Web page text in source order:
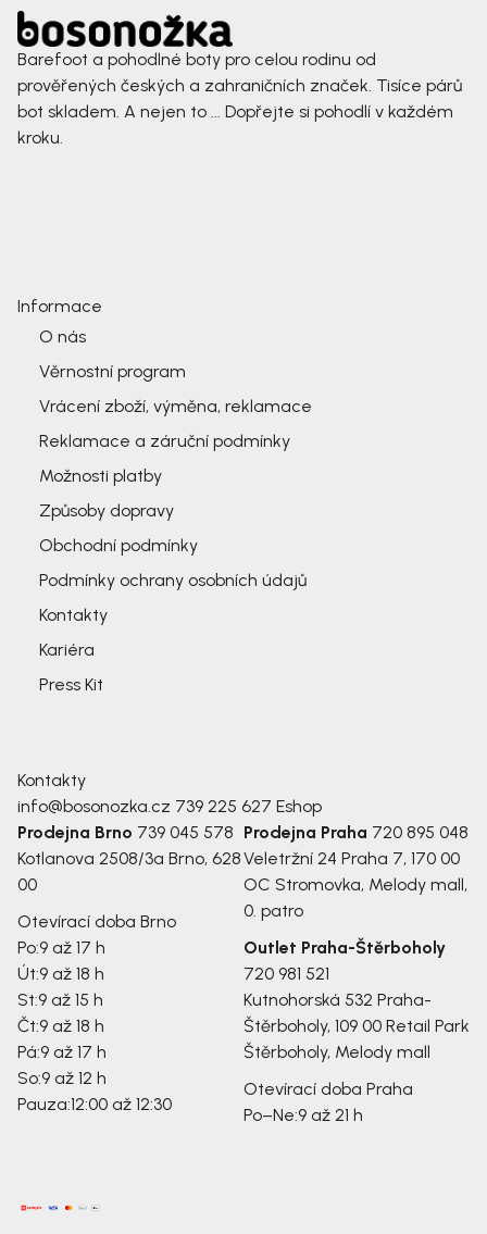
Barefoot a pohodlné boty pro celou rodinu od
prověřených českých a zahraničních značek. Tisíce párů
bot skladem. A nejen to ... Dopřejte si pohodlí v každém
kroku.
Informace
O nás
Věrnostní program
Vrácení zboží, výměna, reklamace
Reklamace a záruční podmínky
Možnosti platby
Způsoby dopravy
Obchodní podmínky
Podmínky ochrany osobních údajů
Kontakty
Kariéra
Press Kit
Kontakty
info@bosonozka.cz 739 225 627 Eshop
Prodejna Brno 739 045 578
Kotlanova 2508/3a Brno, 628
00
Otevírací doba Brno
Po:9 až 17 h
Út:9 až 18 h
St:9 až 15 h
Čt:9 až 18 h
Pá:9 až 17 h
So:9 až 12 h
Pauza:12:00 až 12:30
Prodejna Praha 720 895 048
Veletržní 24 Praha 7, 170 00
OC Stromovka, Melody mall,
0. patro
Outlet Praha-Štěrboholy
720 981 521
Kutnohorská 532 Praha-
Štěrboholy, 109 00 Retail Park
Štěrboholy, Melody mall
Otevírací doba Praha
Po–Ne:9 až 21 h